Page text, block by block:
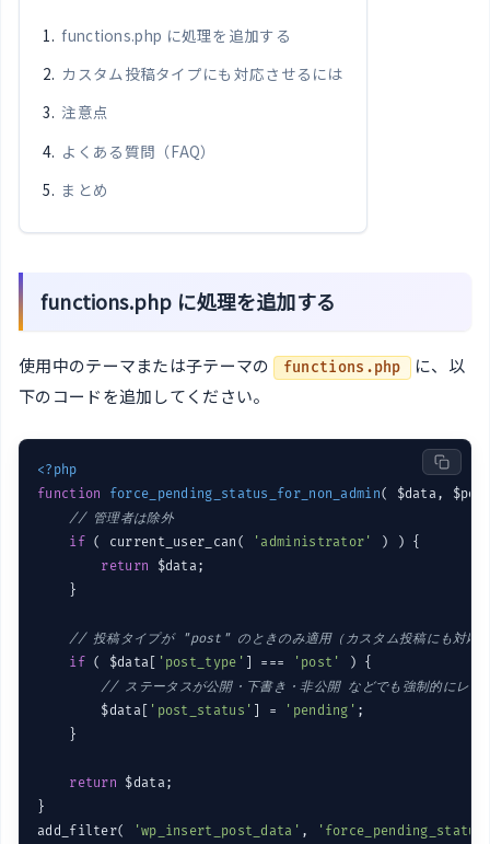
functions.php に処理を追加する
カスタム投稿タイプにも対応させるには
注意点
よくある質問（FAQ）
まとめ
functions.php に処理を追加する
使用中のテーマまたは子テーマの functions.php
に、以
下のコードを追加してください。
<?php
function
force_pending_status_for_non_admin( $data,
// 管理者は除外
if ( current_user_can( 'administrator'
) ) {
return $data;
    }
// 投稿タイプが "post" のときのみ適用（カスタム投稿にも対応
if ( $data[ 'post_type' ] === 'post'
) {
// ステータスが公開・下書き・非公開 などでも強制的にレビ
        $data[
'post_status' ] = 'pending' ;
    }
return $data;
}
add_filter(
'wp_insert_post_data' ,